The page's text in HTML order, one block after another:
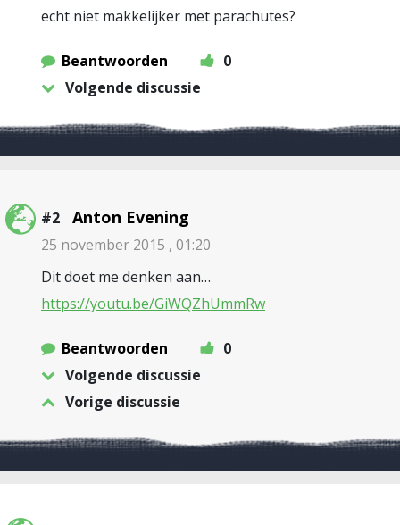
echt niet makkelijker met parachutes?
Beantwoorden
0
Volgende discussie
#2 Anton Evening
25 november 2015 , 01:20
Dit doet me denken aan…
https://youtu.be/GiWQZhUmmRw
Beantwoorden
0
Volgende discussie
Vorige discussie